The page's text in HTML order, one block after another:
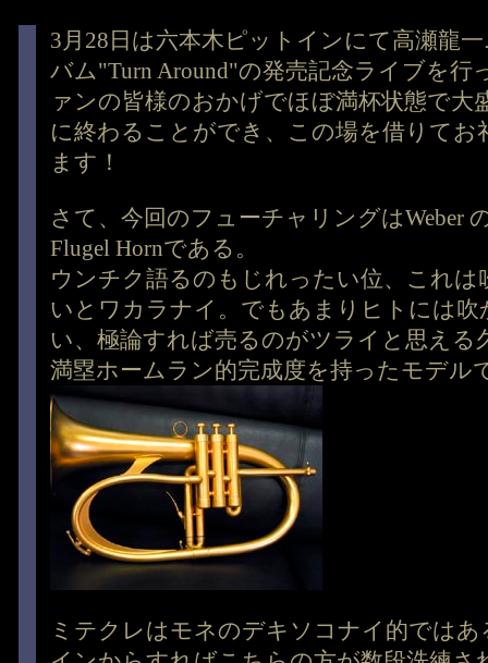
3月28日は六本木ピットインにて高瀬龍
バム"Turn Around"の発売記念ライブを行
ァンの皆様のおかげでほぼ満杯状態で大
に終わることができ、この場を借りてお
ます！
さて、今回のフューチャリングはWeber
Flugel Hornである。
ウンチク語るのもじれったい位、これは
いとワカラナイ。でもあまりヒトには吹
い、極論すれば売るのがツライと思える
満塁ホームラン的完成度を持ったモデル
ミテクレはモネのデキソコナイ的ではあ